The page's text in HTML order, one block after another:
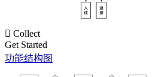
 Collect
Get Started
功能结构图